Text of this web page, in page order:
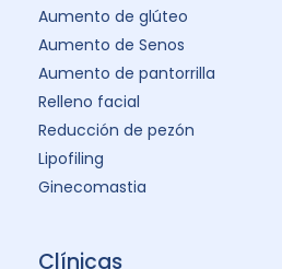
Aumento de glúteo
Aumento de Senos
Aumento de pantorrilla
Relleno facial
Reducción de pezón
Lipofiling
Ginecomastia
Clínicas